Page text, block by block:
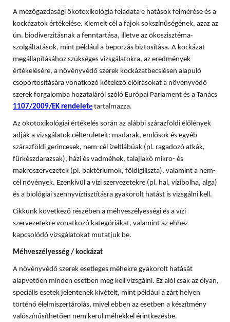
A mezőgazdasági ökotoxikológia feladata e hatások felmérése és a
kockázatok értékelése. Kiemelt cél a fajok sokszínűségének, azaz az
ún. biodiverzitásnak a fenntartása, illetve az ökoszisztéma-
szolgáltatások, mint például a beporzás biztosítása. A kockázat
megállapításához szükséges vizsgálatokra, az eredmények
értékelésére, a növényvédő szerek kockázatbecslésen alapuló
csoportosítására vonatkozó kötelező előírásokat a növényvédő
szerek forgalomba hozataláról szóló Európai Parlament és a Tanács
1107/2009/EK rendelete tartalmazza.
Az ökotoxikológiai értékelés során az alábbi szárazföldi élőlények
adják a vizsgálatok célterületeit: madarak, emlősök és egyéb
szárazföldi gerincesek, nem-cél ízeltlábúak (pl. ragadozó atkák,
fürkészdarazsak), házi és vadméhek, talajlakó mikro- és
makroszervezetek (pl. baktériumok, földigiliszta), valamint a nem-
cél növények. Ezenkívül a vízi szervezetekre (pl. hal, vízibolha, alga)
és a biológiai szennyvíztisztításra gyakorolt hatást is vizsgálni kell.
Cikkünk következő részében a méhveszélyességi és a vízi
szervezetekre vonatkozó kategóriákat, valamint az ehhez
kapcsolódó vizsgálatokat mutatjuk be.
Méhveszélyesség / kockázat
A növényvédő szerek esetleges méhekre gyakorolt hatását
alapvetően minden esetben meg kell vizsgálni. Ez alól csak az olyan,
speciális esetek jelentenek kivételt, mint például a zárt helyen
történő élelmiszertárolás, mivel ebben az esetben a készítmény
valószínűsíthetően nem kerül méhekkel érintkezésbe.